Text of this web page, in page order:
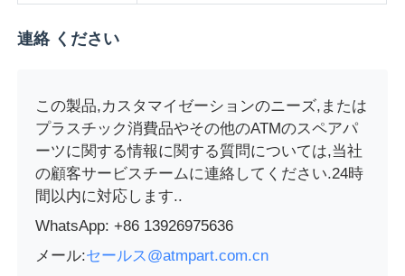
紙幣ソート機
手形のカウンター
連絡 ください
この製品,カスタマイゼーションのニーズ,または
プラスチック消費品やその他のATMのスペアパ
ーツに関する情報に関する質問については,当社
の顧客サービスチームに連絡してください.24時
間以内に対応します..
WhatsApp: +86 13926975636
メール:セールス@atmpart.com.cn